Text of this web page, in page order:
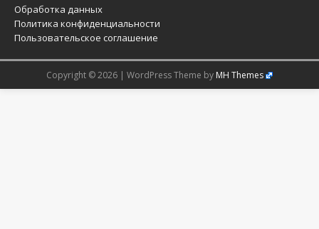
Обработка данных
Политика конфиденциальности
Пользовательское соглашение
Copyright © 2026 | WordPress Theme by MH Themes